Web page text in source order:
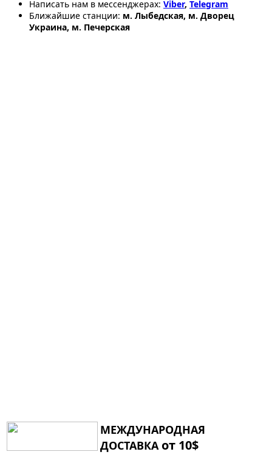
Написать нам в мессенджерах: Viber, Telegram
Ближайшие станции: м. Лыбедская, м. Дворец
Украина, м. Печерская
МЕЖДУНАРОДНАЯ
ДОСТАВКА от 10$